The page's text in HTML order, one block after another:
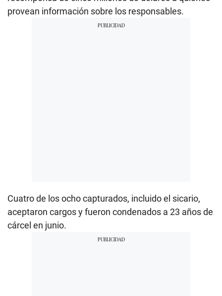
provean información sobre los responsables.
Cuatro de los ocho capturados, incluido el sicario,
aceptaron cargos y fueron condenados a 23 años de
cárcel en junio.